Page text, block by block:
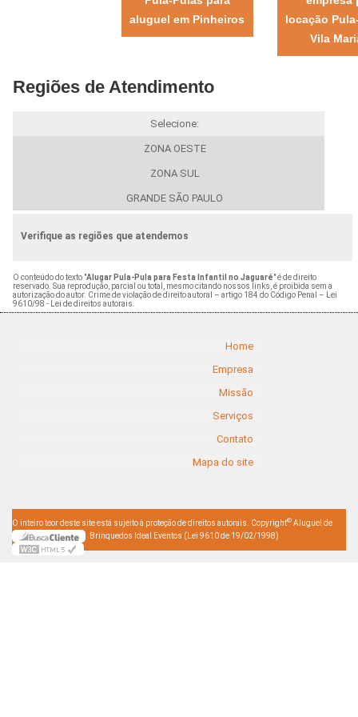
aluguel em Pinheiros
locação
Vila
Regiões de Atendimento
Selecione:
ZONA OESTE
ZONA SUL
GRANDE SÃO PAULO
Verifique as regiões que atendemos
O conteúdo do texto "Alugar Pula-Pula para Festa Infantil no Jaguaré" é de direito
reservado. Sua reprodução, parcial ou total, mesmo citando nossos links, é proibida sem a
autorização do autor. Crime de violação de direito autoral – artigo 184 do Código Penal – Lei
9610/98 - Lei de direitos autorais.
Home
Empresa
Missão
Serviços
Contato
Mapa do site
O inteiro teor deste site está sujeito à proteção de direitos autorais. Copyright© Aluguel de
Brinquedos Ideal Eventos (Lei 9610 de 19/02/1998)